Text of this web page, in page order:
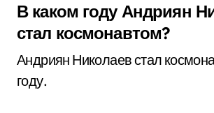
В каком году Андриян
стал космонавтом?
Андриян Николаев стал
году.